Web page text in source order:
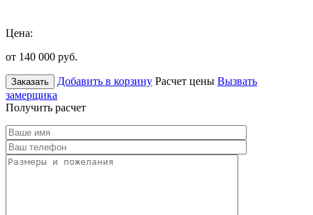
Цена:
от 140 000 руб.
Заказать Добавить в корзину Расчет цены Вызвать
замерщика
Получить расчет